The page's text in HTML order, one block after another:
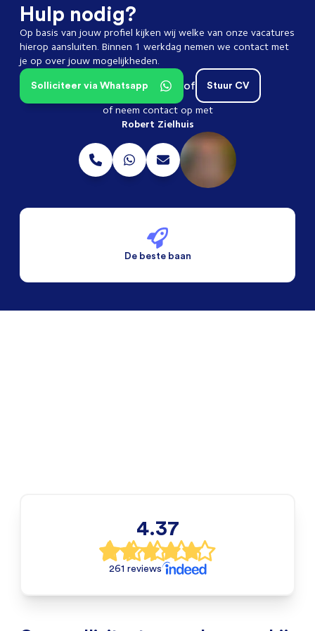
Hulp nodig?
Op basis van jouw profiel kijken wij welke van onze vacatures
hierop aansluiten. Binnen 1 werkdag nemen we contact met
je op over jouw mogelijkheden.
Stuur CV
of
Solliciteer via Whatsapp
of neem contact op met
Robert Zielhuis
De beste baan
4.37
261 reviews